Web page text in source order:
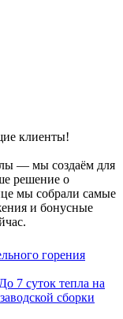
клиенты!
— мы создаём для
решение о
мы собрали самые
и бонусные
горения
7 суток тепла на
сборки